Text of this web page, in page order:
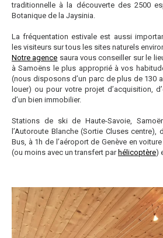
traditionnelle à la découverte des 2500
Botanique de la Jaysinia.
La fréquentation estivale est aussi
les visiteurs sur tous les sites naturels
Notre agence saura vous conseiller sur le
à Samoëns le plus approprié à vos
(nous disposons d’un parc de plus de 130
louer) ou pour votre projet d’acquisition,
d’un bien immobilier.
Stations de ski de Haute-Savoie,
l’Autoroute Blanche (Sortie Cluses centre),
Bus, à 1h de l’aéroport de Genève en
(ou moins avec un transfert par hélicoptère)